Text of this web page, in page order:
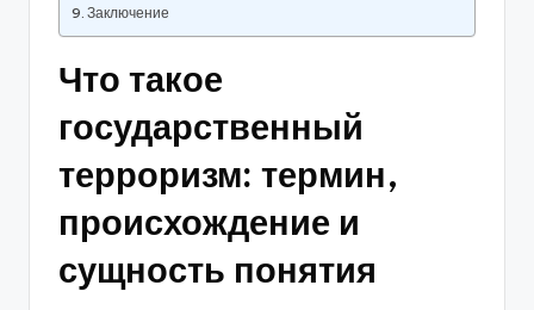
Заключение
Что такое
государственный
терроризм: термин,
происхождение и
сущность понятия